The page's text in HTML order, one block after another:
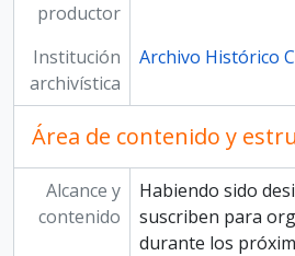
productor
Institución
archivística
Archivo Histórico
Área de contenido y
Alcance y
contenido
Habiendo sido
suscriben para
durante los